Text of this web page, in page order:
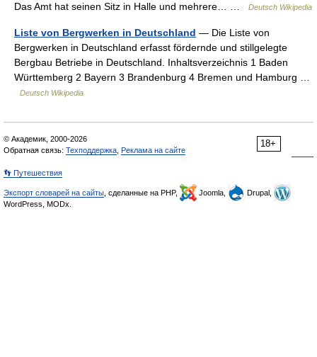
Das Amt hat seinen Sitz in Halle und mehrere… …
Deutsch Wikipedia
Liste von Bergwerken in Deutschland — Die Liste von
Bergwerken in Deutschland erfasst fördernde und stillgelegte
Bergbau Betriebe in Deutschland. Inhaltsverzeichnis 1 Baden
Württemberg 2 Bayern 3 Brandenburg 4 Bremen und Hamburg …
Deutsch Wikipedia
18+
© Академик, 2000-2026
Обратная связь: Техподдержка Реклама на сайте
👣 Путешествия
Экспорт словарей на сайты , сделанные на PHP, Joomla,
Drupal,
WordPress, MODx.